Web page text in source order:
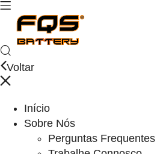
Voltar
Início
Sobre Nós
Perguntas Frequentes